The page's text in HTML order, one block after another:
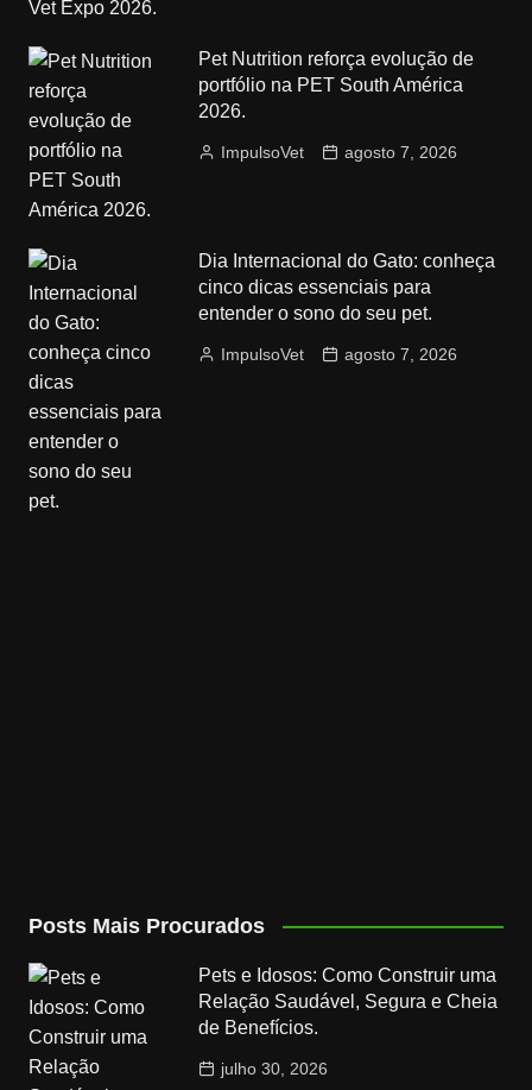
Pet Nutrition reforça evolução de
portfólio na PET South América
2026.
ImpulsoVet agosto 7, 2026
Dia Internacional do Gato: conheça
cinco dicas essenciais para
entender o sono do seu pet.
ImpulsoVet agosto 7, 2026
Posts Mais Procurados
Pets e Idosos: Como Construir uma
Relação Saudável, Segura e Cheia
de Benefícios.
julho 30, 2026